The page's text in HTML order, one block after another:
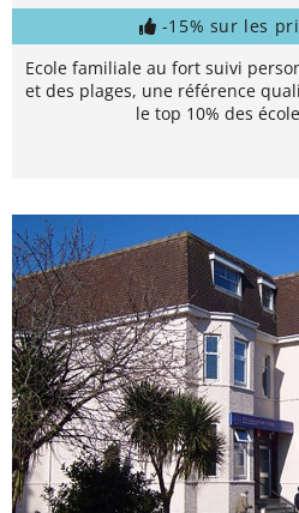
-15% sur les
Ecole familiale au fort suivi
et des plages, une référence
le top 10% des